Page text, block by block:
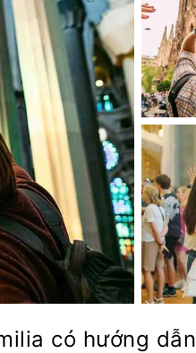
có hướng dẫn